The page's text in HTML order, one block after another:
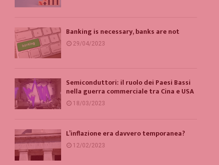
Banking is necessary, banks are not
29/04/2023
Semiconduttori: il ruolo dei Paesi Bassi
nella guerra commerciale tra Cina e USA
18/03/2023
L’inflazione era davvero temporanea?
12/02/2023